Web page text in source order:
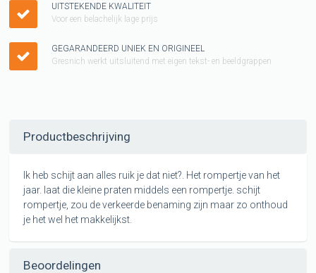
UITSTEKENDE KWALITEIT
Voor een belachelijk lage prijs
GEGARANDEERD UNIEK EN ORIGINEEL
Gresnich werkt uitsluitend met eigen tekst- en beeldgrappen
Productbeschrijving
Ik heb schijt aan alles ruik je dat niet?. Het rompertje van het
jaar. laat die kleine praten middels een rompertje. schijt
rompertje, zou de verkeerde benaming zijn maar zo onthoud
je het wel het makkelijkst.
Beoordelingen